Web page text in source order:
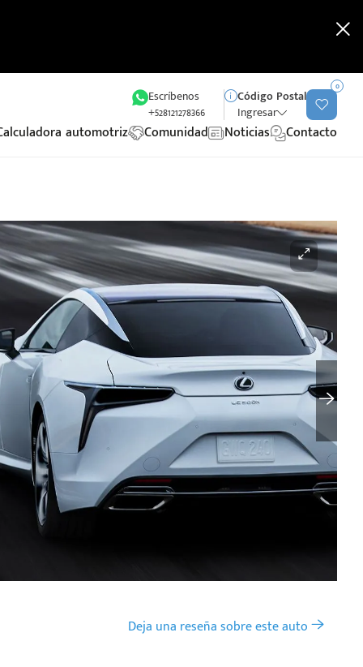
Escríbenos
+528121278366
Código Postal
Ingresar
0
automotriz Comunidad Noticias Contacto
Deja una reseña sobre este auto